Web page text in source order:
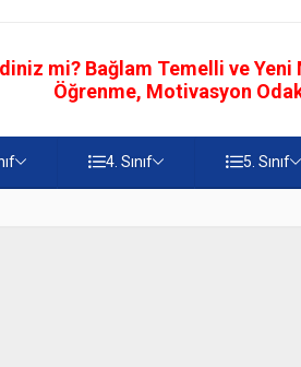
mi? Bağlam Temelli ve Yeni
Öğrenme, Motivasyon
4. Sınıf 5. Sınıf